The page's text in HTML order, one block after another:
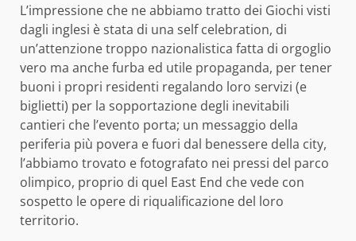
L’impressione che ne abbiamo tratto dei Giochi visti
dagli inglesi è stata di una self celebration, di
un’attenzione troppo nazionalistica fatta di orgoglio
vero ma anche furba ed utile propaganda, per tener
buoni i propri residenti regalando loro servizi (e
biglietti) per la sopportazione degli inevitabili
cantieri che l’evento porta; un messaggio della
periferia più povera e fuori dal benessere della city,
l’abbiamo trovato e fotografato nei pressi del parco
olimpico, proprio di quel East End che vede con
sospetto le opere di riqualificazione del loro
territorio.